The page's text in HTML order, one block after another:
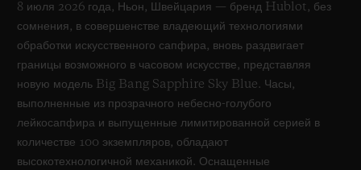
8 июля 2026 года, Ньон, Швейцария — бренд Hublot, без
сомнения, в совершенстве владеющий технологиями
обработки искусственного сапфира, вновь раздвигает
границы возможного в часовом искусстве, представляя
новую модель Big Bang Sapphire Sky Blue. Часы,
выполненные из прозрачного небесно-голубого
лейкосапфира и выпущенные лимитированной серией в
количестве 100 экземпляров, обладают
высокотехнологичной механикой. Оснащенные